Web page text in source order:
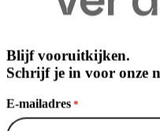
Blijf vooruitkijken.
Schrijf je in voor onze
E-mailadres *